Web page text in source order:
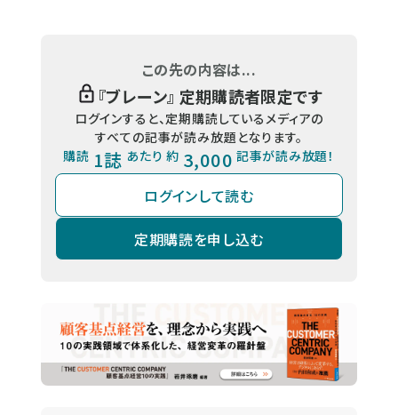
この先の内容は...
『ブレーン』 定期購読者限定です
ログインすると、定期購読しているメディアの
すべての記事が読み放題となります。
購読 1誌 あたり 約 3,000 記事が読み放題！
ログインして読む
定期購読を申し込む